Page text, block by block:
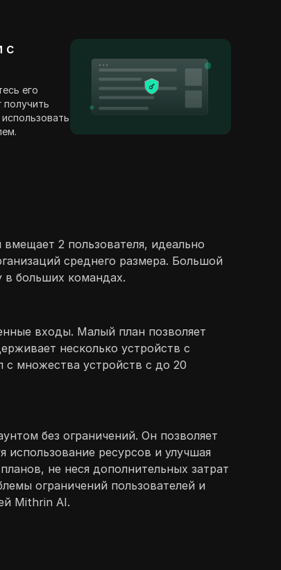
с
его
2 пользователя, идеально
среднего размера. Большой
в больших командах.
входы. Малый план позволяет
несколько устройств с
с множества устройств с до 20
без ограничений. Он позволяет
использование ресурсов и улучшая
не неся дополнительных затрат
ограничений пользователей и
Mithrin AI.